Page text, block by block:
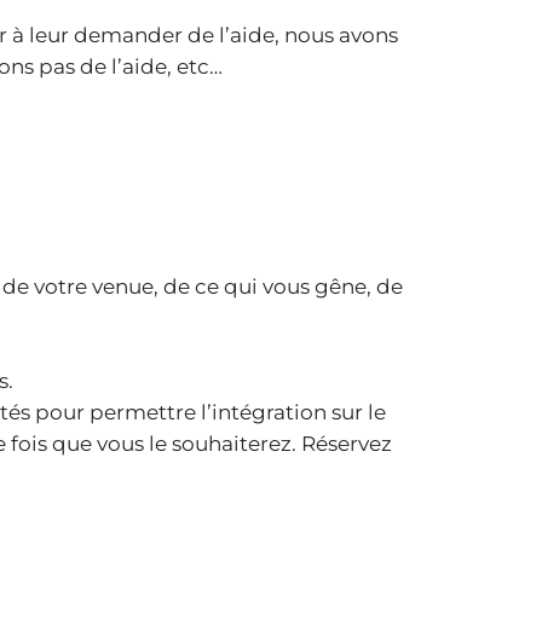
leur demander de l’aide, nous avons
pas de l’aide, etc…
votre venue, de ce qui vous gêne, de
pour permettre l’intégration sur le
que vous le souhaiterez. Réservez